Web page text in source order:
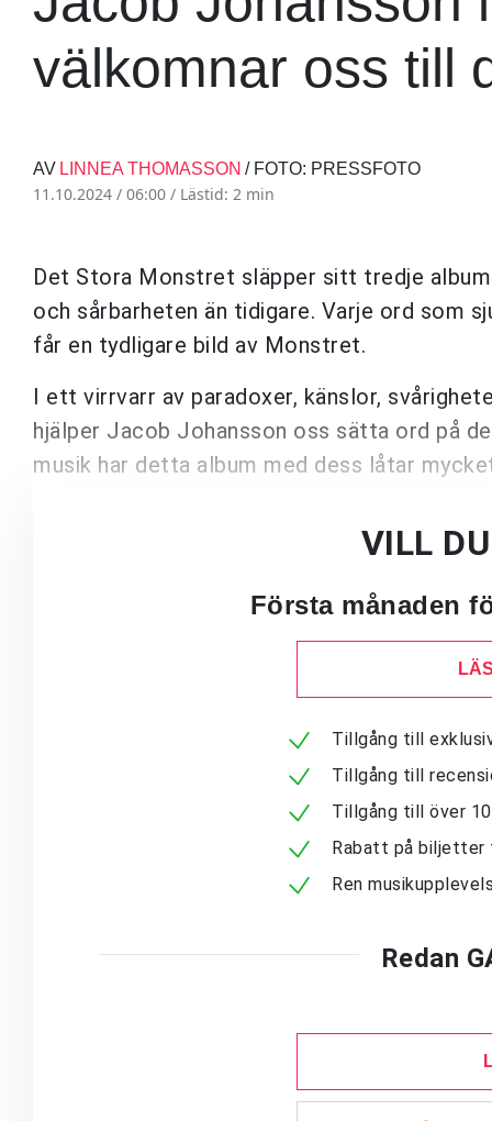
välkomnar oss till
AV LINNEA THOMASSON / FOTO: PRESSFOTO
11.10.2024 / 06:00 / Lästid: 2 min
Det Stora Monstret släpper sitt tredje
och sårbarheten än tidigare. Varje ord som
får en tydligare bild av Monstret.
I ett virrvarr av paradoxer, känslor,
hjälper Jacob Johansson oss sätta ord på
musik har detta album med dess låtar
VILL
Första månaden
Tillgång till
Tillgång till
Tillgång till över
Rabatt på
Ren
Redan